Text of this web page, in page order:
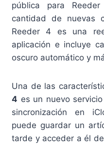
pública para
cantidad de nuevas
Reeder 4 es una
aplicación e incluye
oscuro automático y
Una de las
4 es un nuevo
sincronización en
puede guardar un
tarde y acceder a él